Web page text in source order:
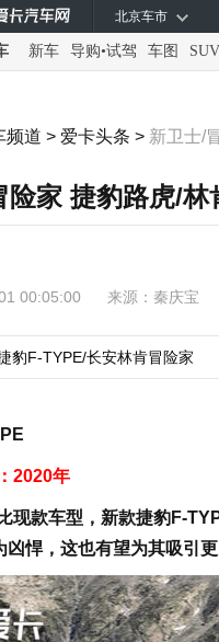
北京车市
新车 导购•试驾 车图 SUV
频道 > 爱卡头条 > 新卫士/
险家 捷豹路虎/林
00:05:00 来源： 秦庆宝
豹F-TYPE/长安林肯冒险家
2020年
款车型，新款捷豹F-
悍，这也有望为其吸引更